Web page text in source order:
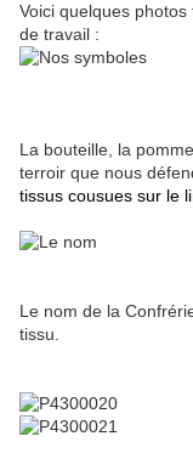
Voici quelques
de travail :
La bouteille, la
terroir que nous
tissus cousues sur le
Le nom de la
tissu.